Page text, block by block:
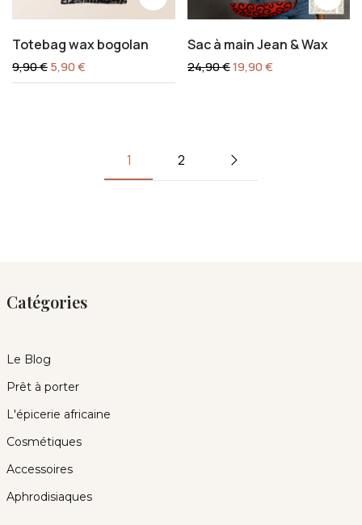
Totebag wax bogolan
9,90€5,90€
Sac à main Jean & Wax
24,90€19,90€
1 2
Catégories
Le Blog
Prêt à porter
L'épicerie africaine
Cosmétiques
Accessoires
Aphrodisiaques